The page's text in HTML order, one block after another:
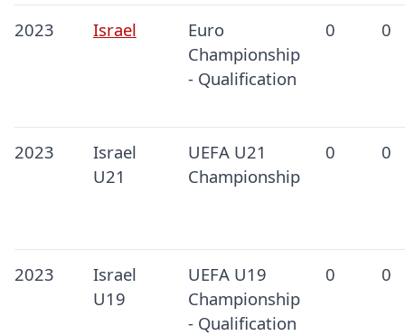
2023 Israel
Euro
Championship
- Qualification
0 0
2023
Israel
U21
UEFA U21
Championship
0 0
2023
Israel
U19
UEFA U19
Championship
- Qualification
0 0